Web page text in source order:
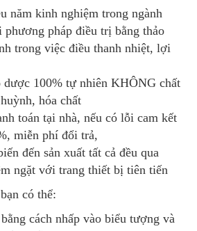
năm kinh nghiệm trong ngành
pháp điều trị bằng thảo
trong việc điều thanh nhiệt, lợi
dược 100% tự nhiên KHÔNG chất
hóa chất
toán tại nhà, nếu có lỗi cam kết
miễn phí đổi trả,
đến sản xuất tất cả đều qua
ngặt với trang thiết bị tiên tiến
có thể:
cách nhấp vào biểu tượng và